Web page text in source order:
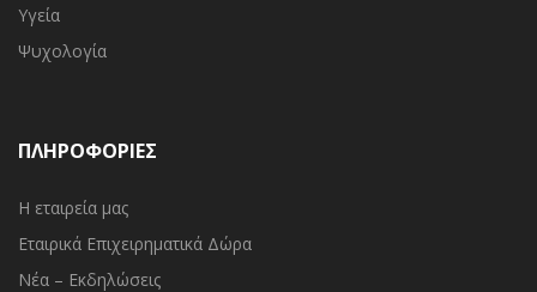
Υγεία
Ψυχολογία
ΠΛΗΡΟΦΟΡΙΕΣ
Η εταιρεία μας
Εταιρικά Επιχειρηματικά Δώρα
Νέα – Εκδηλώσεις